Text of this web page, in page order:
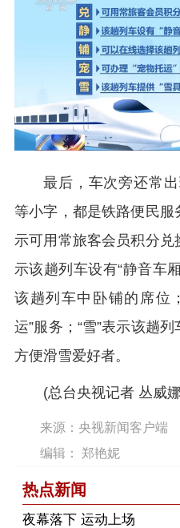
最后，车次旁还常
等小字，都是铁路便民服
示可用常旅客会员积分兑
示该趟列车设有“静音车
该趟列车中卧铺的席位
运”服务；“雪”表示该趟列
方便滑雪爱好者。
(总台央视记者 丛威
来源：央视新闻客户端
编辑： 郑艳妮
热点新闻
夜幕落下 运动上场